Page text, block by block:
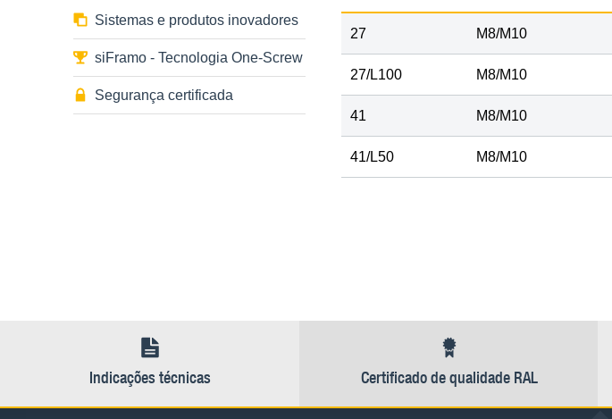
Sistemas e produtos inovadores
siFramo - Tecnologia One-Screw
Segurança certificada
27 M8/M10
27/L100 M8/M10
41 M8/M10
41/L50 M8/M10
Indicações técnicas Certificado de qualidade RAL